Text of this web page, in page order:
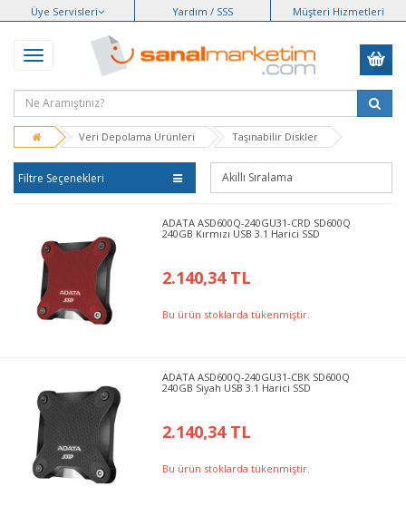
Üye Servisleri Yardım / SSS Müşteri Hizmetleri
Veri Depolama Ürünleri Taşınabilir Diskler
Filtre Seçenekleri
ADATA ASD600Q-240GU31-CRD SD600Q
240GB Kırmızı USB 3.1 Harici SSD
2.140,34 TL
Bu ürün stoklarda tükenmiştir.
ADATA ASD600Q-240GU31-CBK SD600Q
240GB Siyah USB 3.1 Harici SSD
2.140,34 TL
Bu ürün stoklarda tükenmiştir.